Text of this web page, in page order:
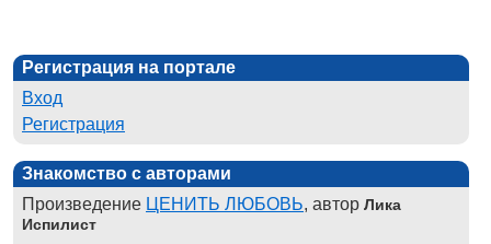
Регистрация на портале
Вход
Регистрация
Знакомство с авторами
Произведение ЦЕНИТЬ ЛЮБОВЬ, автор Лика
Испилист